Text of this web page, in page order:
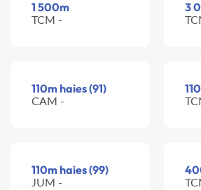
1 500m
TCM -
3
110m haies (91)
CAM -
110m haies (99)
JUM -